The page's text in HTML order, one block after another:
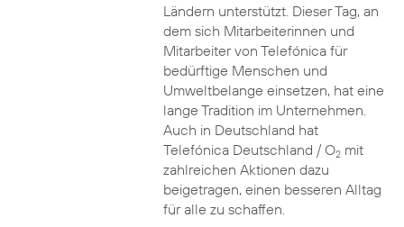
Ländern unterstützt. Dieser Tag, an
dem sich Mitarbeiterinnen und
Mitarbeiter von Telefónica für
bedürftige Menschen und
Umweltbelange einsetzen, hat eine
lange Tradition im Unternehmen.
Auch in Deutschland hat
Telefónica Deutschland / O2mit
zahlreichen Aktionen dazu
beigetragen, einen besseren Alltag
für alle zu schaffen.